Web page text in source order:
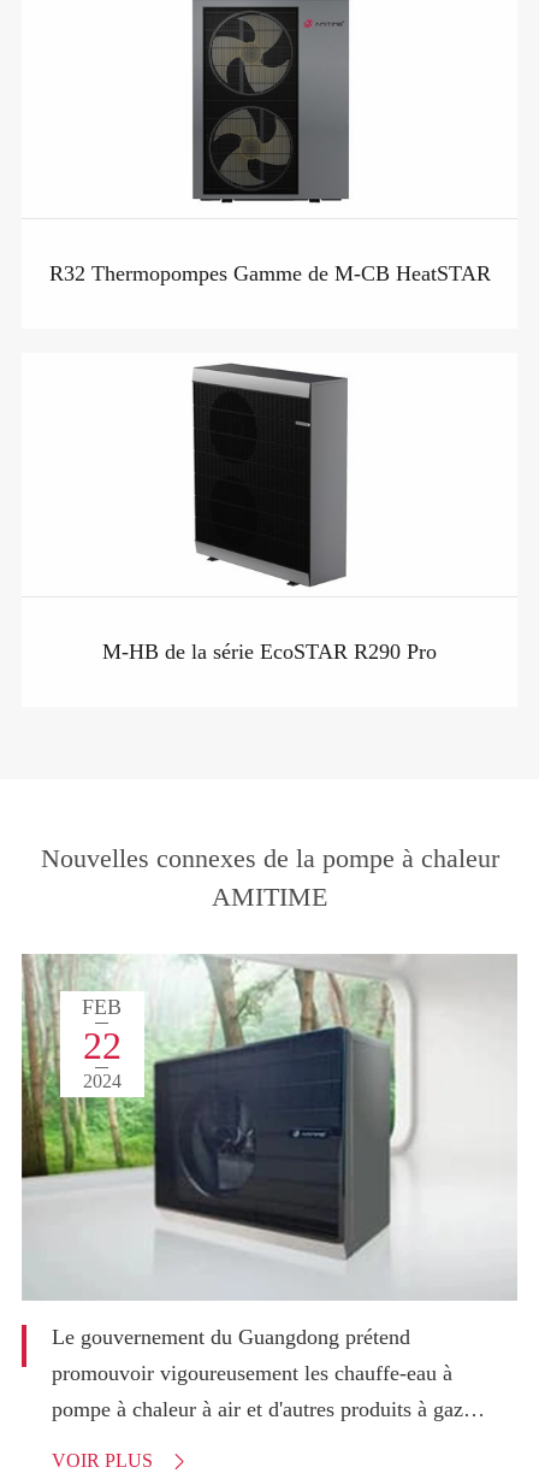
R32 Thermopompes Gamme de M-CB HeatSTAR
M-HB de la série EcoSTAR R290 Pro
Nouvelles connexes de la pompe à chaleur
AMITIME
FEB
22
2024
Le gouvernement du Guangdong prétend
promouvoir vigoureusement les chauffe-eau à
pompe à chaleur à air et d'autres produits à gaz
VOIR PLUS 